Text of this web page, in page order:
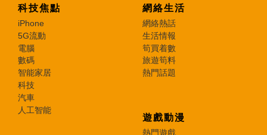
科技焦點
iPhone
5G流動
電腦
數碼
智能家居
科技
汽車
人工智能
網絡生活
網絡熱話
生活情報
筍買着數
旅遊筍料
熱門話題
遊戲動漫
熱門遊戲